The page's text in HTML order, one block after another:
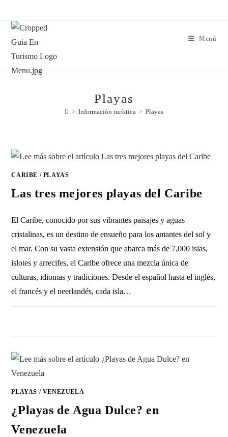
Menú
Playas
> Información turística > Playas
CARIBE / PLAYAS
Las tres mejores playas del Caribe
El Caribe, conocido por sus vibrantes paisajes y aguas
cristalinas, es un destino de ensueño para los amantes del sol y
el mar. Con su vasta extensión que abarca más de 7,000 islas,
islotes y arrecifes, el Caribe ofrece una mezcla única de
culturas, idiomas y tradiciones. Desde el español hasta el inglés,
el francés y el neerlandés, cada isla…
PLAYAS / VENEZUELA
¿Playas de Agua Dulce? en
Venezuela